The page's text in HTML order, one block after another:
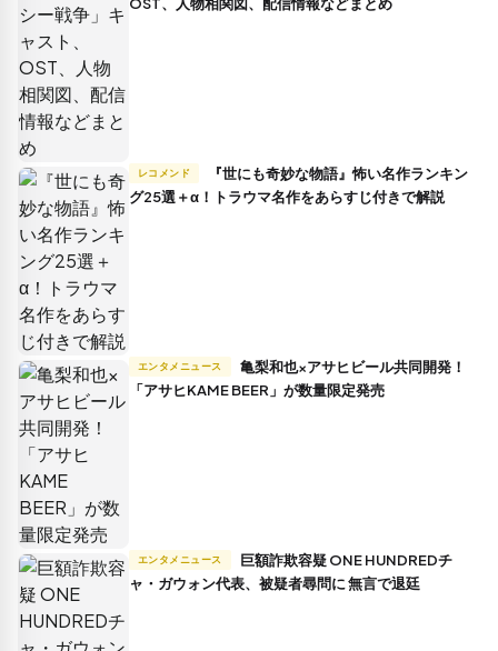
レコメンド
グ25選＋α！トラウマ名作をあらすじ付きで解説
エンタメニュース
「アサヒKAME BEER」が数量限定発売
エンタメニュース
ャ・ガウォン代表、被疑者尋問に 無言で退廷